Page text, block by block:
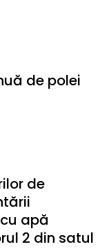
de polei
de
apă
2 din satul